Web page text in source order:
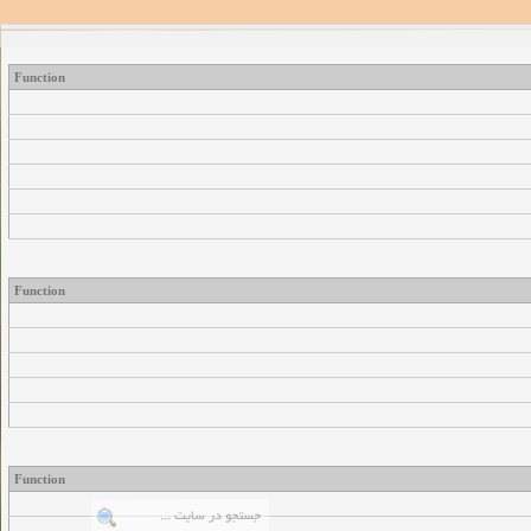
Function
Function
Function